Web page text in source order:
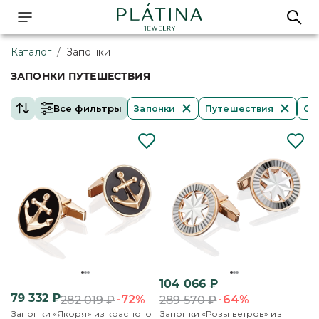
Каталог / Запонки
ЗАПОНКИ ПУТЕШЕСТВИЯ
Все фильтры Запонки Путешествия
79 332₽282 019₽-72%
Запонки «Якоря» из красного
104 066 ₽
289 570₽-64%
Запонки «Розы ветров» из